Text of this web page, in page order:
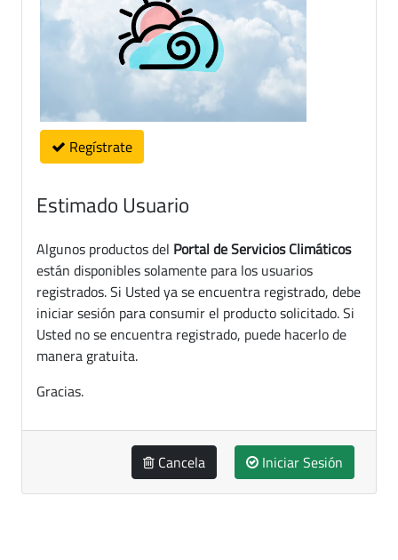
Regístrate
Estimado Usuario
Algunos productos del Portal de Servicios Climáticos
están disponibles solamente para los usuarios
registrados. Si Usted ya se encuentra registrado, debe
iniciar sesión para consumir el producto solicitado. Si
Usted no se encuentra registrado, puede hacerlo de
manera gratuita.
Gracias.
Cancela Iniciar Sesión